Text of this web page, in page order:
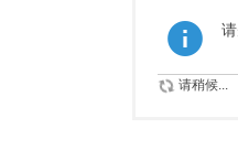
请稍候...